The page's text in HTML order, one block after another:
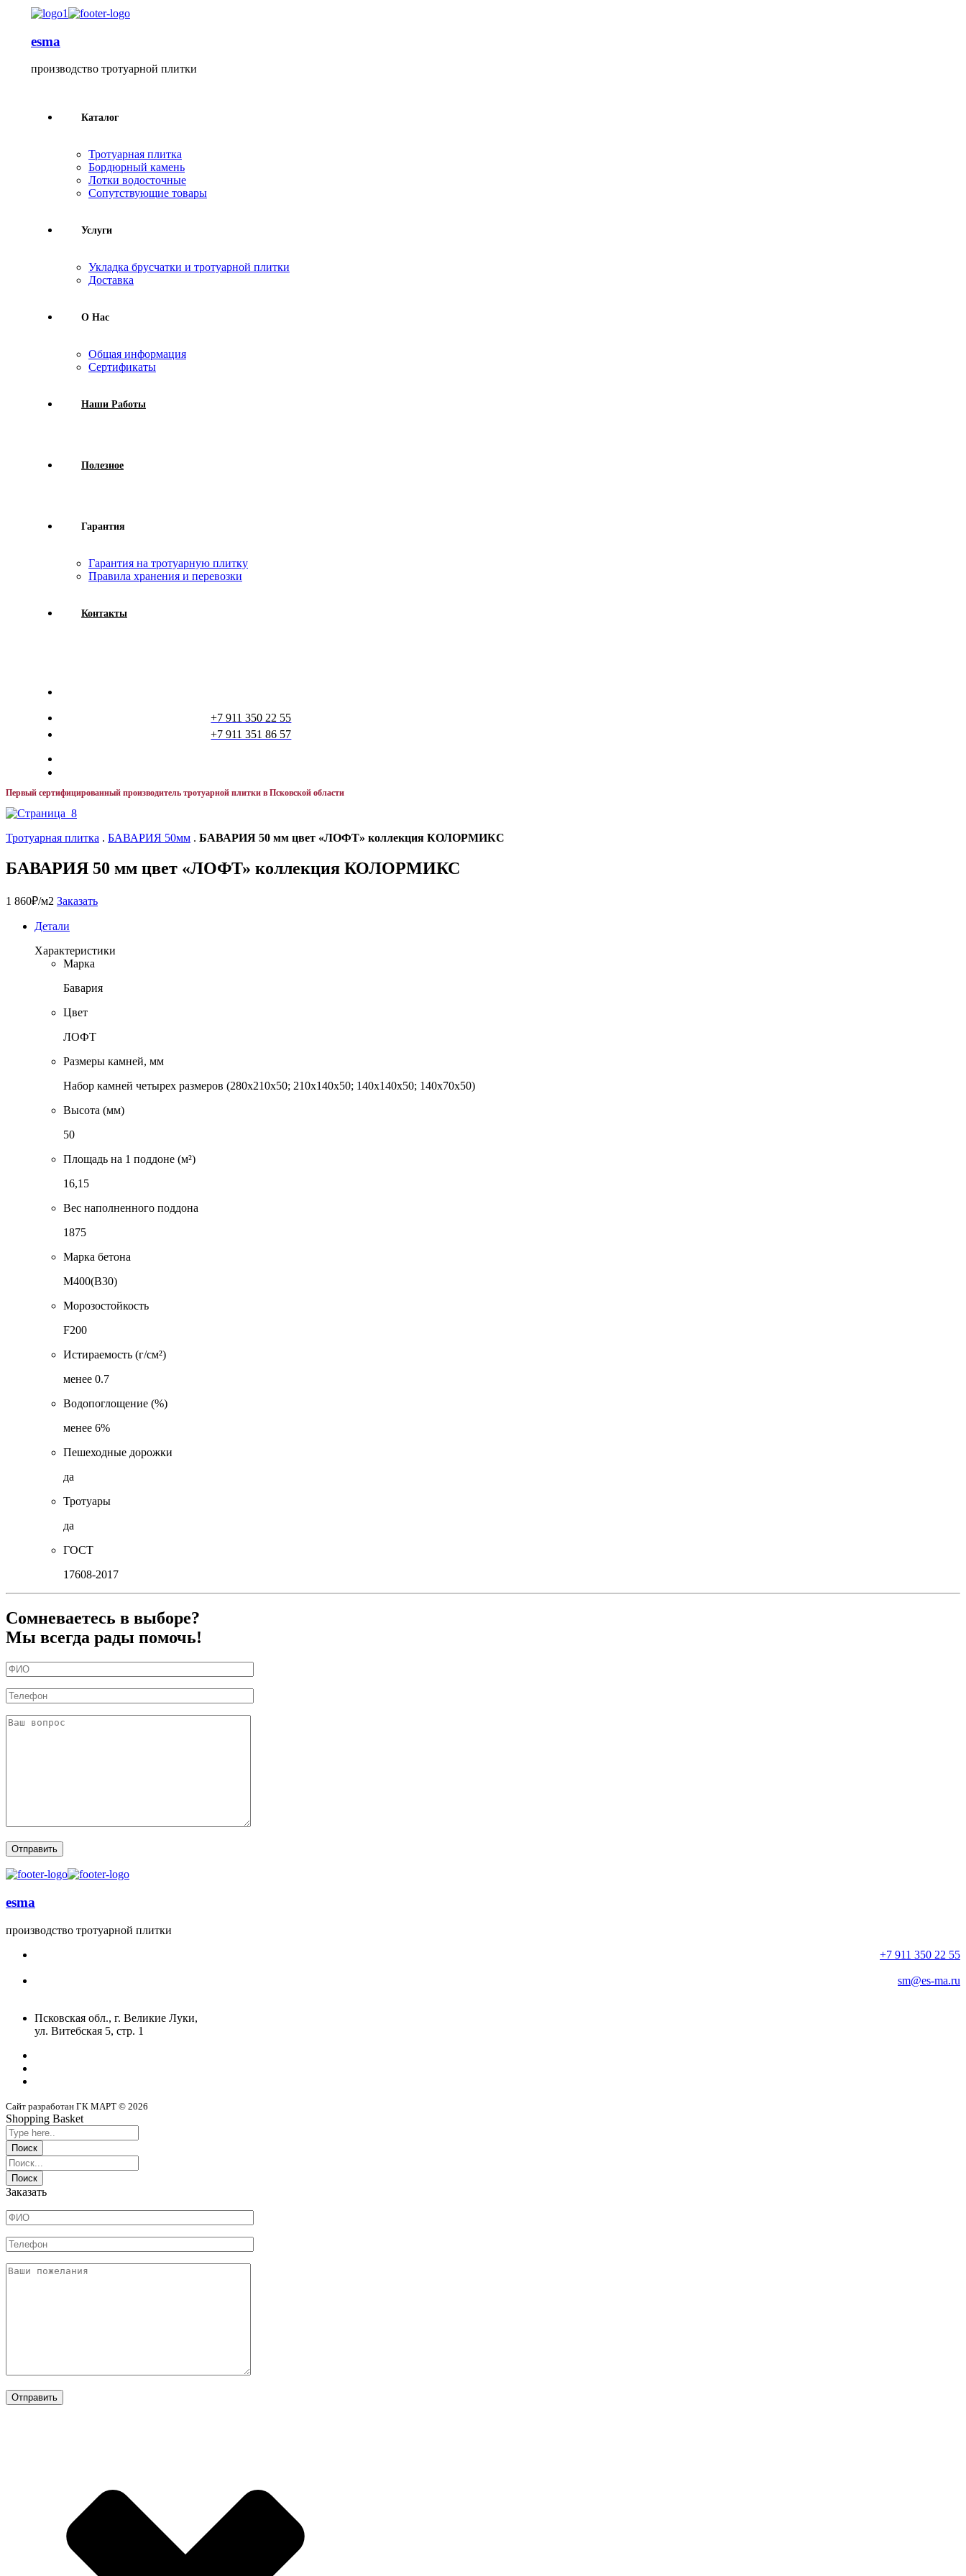
esma
производство тротуарной плитки
Каталог
Тротуарная плитка
Бордюрный камень
Лотки водосточные
Сопутствующие товары
Услуги
Укладка брусчатки и тротуарной плитки
Доставка
О Нас
Общая информация
Сертификаты
Наши Работы
Полезное
Гарантия
Гарантия на тротуарную плитку
Правила хранения и перевозки
Контакты
+7 911 350 22 55
+7 911 351 86 57
Первый сертифицированный производитель тротуарной плитки в Псковской области
Тротуарная плитка . БАВАРИЯ 50мм . БАВАРИЯ 50 мм цвет «ЛОФТ» коллекция КОЛОРМИКС
БАВАРИЯ 50 мм цвет «ЛОФТ» коллекция КОЛОРМИКС
1 860₽/м2 Заказать
Детали
Характеристики
Марка
Бавария
Цвет
ЛОФТ
Размеры камней, мм
Набор камней четырех размеров (280x210x50; 210x140x50; 140x140x50; 140x70x50)
Высота (мм)
50
Площадь на 1 поддоне (м²)
16,15
Вес наполненного поддона
1875
Марка бетона
М400(В30)
Морозостойкость
F200
Истираемость (г/см²)
менее 0.7
Водопоглощение (%)
менее 6%
Пешеходные дорожки
да
Тротуары
да
ГОСТ
17608-2017
Сомневаетесь в выборе?
Мы всегда рады помочь!
esma
производство тротуарной плитки
+7 911 350 22 55
sm@es-ma.ru
Псковская обл., г. Великие Луки,
ул. Витебская 5, стр. 1
Сайт разработан ГК МАРТ © 2026
Shopping Basket
Заказать